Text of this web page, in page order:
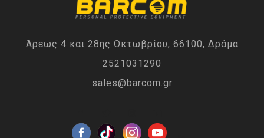
Άρεως 4 και 28ης Οκτωβρίου, 66100, Δράμα
2521031290
sales@barcom.gr